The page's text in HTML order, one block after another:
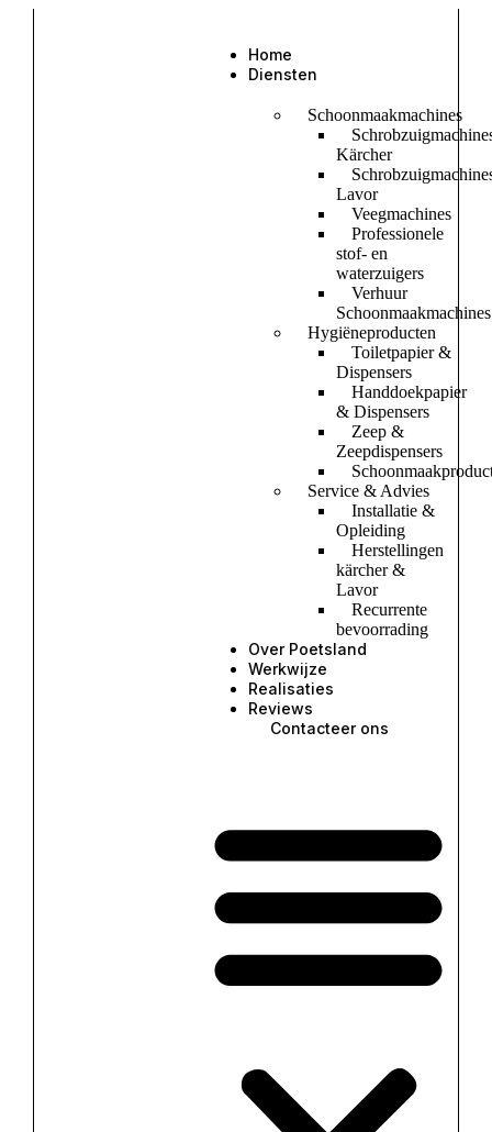
Home
Diensten
Schoonmaakmachines
Kärcher
Lavor
Veegmachines
Professionele
stof- en
waterzuigers
Verhuur
Schoonmaakmachines
Hygiëneproducten
Toiletpapier &
Dispensers
Handdoekpapier
& Dispensers
Zeep &
Zeepdispensers
Service & Advies
Installatie &
Opleiding
Herstellingen
kärcher &
Lavor
Recurrente
bevoorrading
Over Poetsland
Werkwijze
Realisaties
Reviews
Contacteer ons